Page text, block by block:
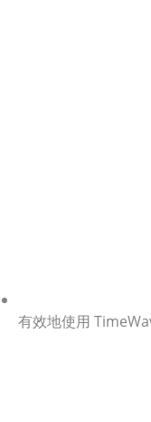
有效地使用